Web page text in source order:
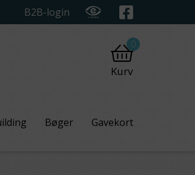
B2B-login
0
Kurv
Bøger Gavekort